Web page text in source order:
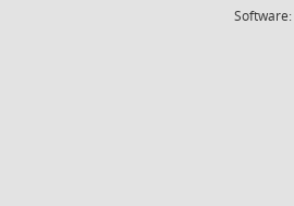
Software: